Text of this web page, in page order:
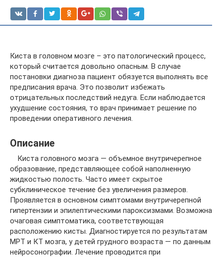
Киста в головном мозге – это патологический процесс,
который считается довольно опасным. В случае
постановки диагноза пациент обязуется выполнять все
предписания врача. Это позволит избежать
отрицательных последствий недуга. Если наблюдается
ухудшение состояния, то врач принимает решение по
проведении оперативного лечения.
Описание
Киста головного мозга — объемное внутричерепное
образование, представляющее собой наполненную
жидкостью полость. Часто имеет скрытое
субклиническое течение без увеличения размеров.
Проявляется в основном симптомами внутричерепной
гипертензии и эпилептическими пароксизмами. Возможна
очаговая симптоматика, соответствующая
расположению кисты. Диагностируется по результатам
МРТ и КТ мозга, у детей грудного возраста — по данным
нейросонографии. Лечение проводится при